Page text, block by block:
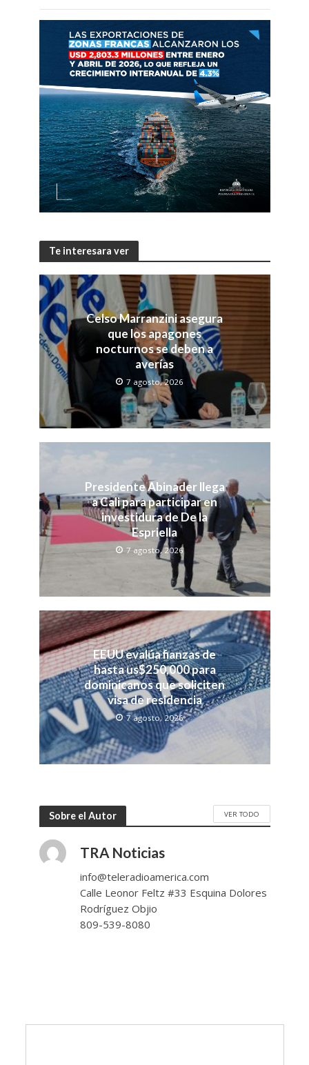
Te interesara ver
Celso Marranzini asegura
que los apagones
nocturnos se deben a
averías
7 agosto, 2026
Presidente Abinader llega
a Cali para participar en
investidura de De la
Espriella
7 agosto, 2026
EEUU evalúa fianzas de
hasta us$250,000 para
dominicanos que soliciten
visa de residencia
7 agosto, 2026
Sobre el Autor VER TODO
TRA Noticias
info@teleradioamerica.com
Calle Leonor Feltz #33 Esquina Dolores
Rodríguez Objio
809-539-8080